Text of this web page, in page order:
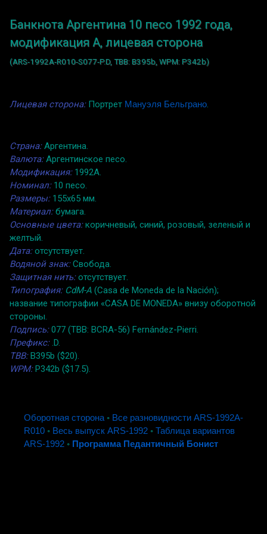
Банкнота Аргентина 10 песо 1992 года,
модификация A, лицевая сторона
(ARS-1992A-R010-S077-P.D, TBB: B395b, WPM: P342b)
Лицевая сторона:Портрет Мануэля Бельграно.
Страна:Аргентина.
Валюта:Аргентинское песо.
Модификация:1992A.
Номинал:10 песо.
Размеры:155x65 мм.
Материал:бумага.
Основные цвета:коричневый, синий, розовый, зеленый и
желтый.
Дата:отсутствует.
Водяной знак:Свобода.
Защитная нить:отсутствует.
Типография: CdM-A (Casa de Moneda de la Nación);
название типографии «CASA DE MONEDA» внизу оборотной
стороны.
Подпись:077 (TBB: BCRA-56) Fernández-Pierri.
Префикс:.D.
TBB:B395b ($20).
WPM:P342b ($17.5).
Оборотная сторона◦ Все разновидности ARS-1992A-
R010 ◦ Весь выпуск ARS-1992 ◦ Таблица вариантов
ARS-1992 ◦ Программа Педантичный Бонист